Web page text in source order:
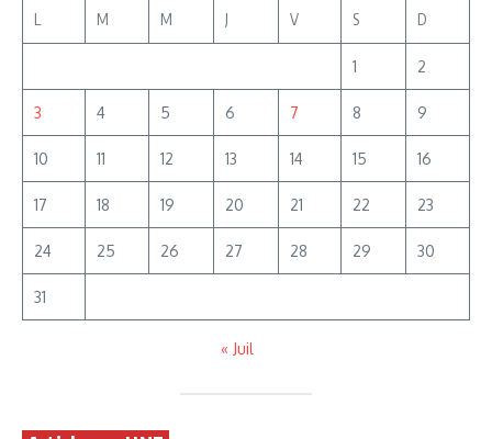
L M M J V S D
1 2
3 4 5 6 7 8 9
10 11 12 13 14 15 16
17 18 19 20 21 22 23
24 25 26 27 28 29 30
31
« Juil